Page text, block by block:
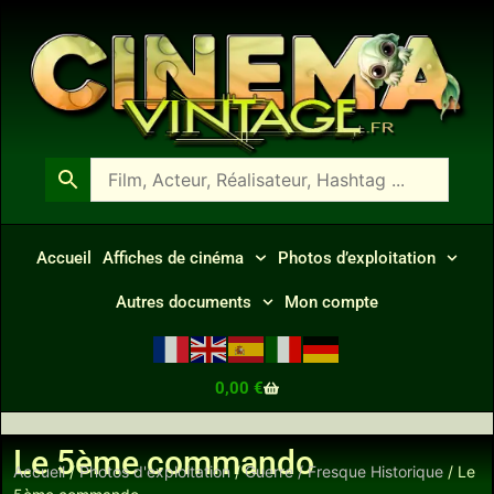
Accueil Affiches de cinéma Photos d’exploitation
Autres documents Mon compte
0,00 €
Le 5ème commando
Accueil/Photos d'exploitation/Guerre / Fresque Historique / Le